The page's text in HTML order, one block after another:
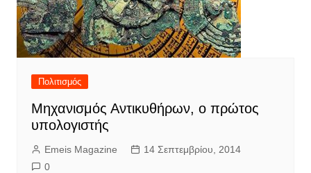
Πολιτισμός
Μηχανισμός Αντικυθήρων, o πρώτος
υπολογιστής
Emeis Magazine
14 Σεπτεμβρίου, 2014
0